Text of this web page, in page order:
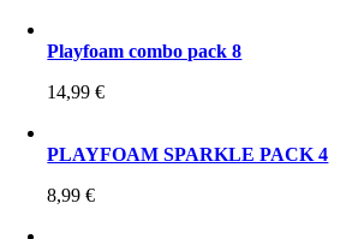
Playfoam combo pack 8
14,99€
PLAYFOAM SPARKLE PACK 4
8,99€